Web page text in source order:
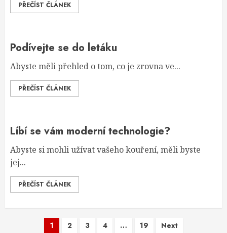
PŘEČÍST ČLÁNEK
Podívejte se do letáku
Abyste měli přehled o tom, co je zrovna ve...
PŘEČÍST ČLÁNEK
Líbí se vám moderní technologie?
Abyste si mohli užívat vašeho kouření, měli byste
jej...
PŘEČÍST ČLÁNEK
Stránkování
1 2 3 4 … 19 Next